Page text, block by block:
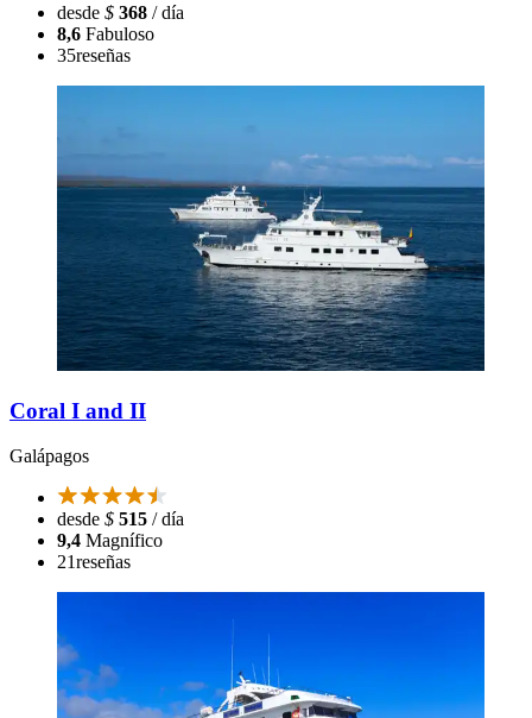
desde $ 368 / día
8,6 Fabuloso
35reseñas
Coral I and II
Galápagos
desde $ 515 / día
9,4 Magnífico
21reseñas